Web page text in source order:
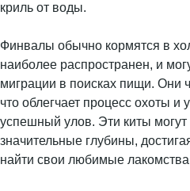
криль от воды.
Финвалы обычно кормятся в
наиболее распространен, и
миграции в поисках пищи. Они
что облегчает процесс охоты и
успешный улов. Эти киты могут
значительные глубины,
найти свои любимые